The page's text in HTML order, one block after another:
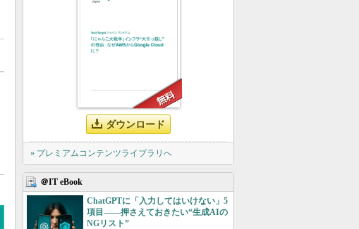
ダウンロード
» プレミアムコンテンツライブラリへ
＠IT eBook
ChatGPTに「入力してはいけない」5
項目――押さえておきたい“生成AIの
NGリスト”